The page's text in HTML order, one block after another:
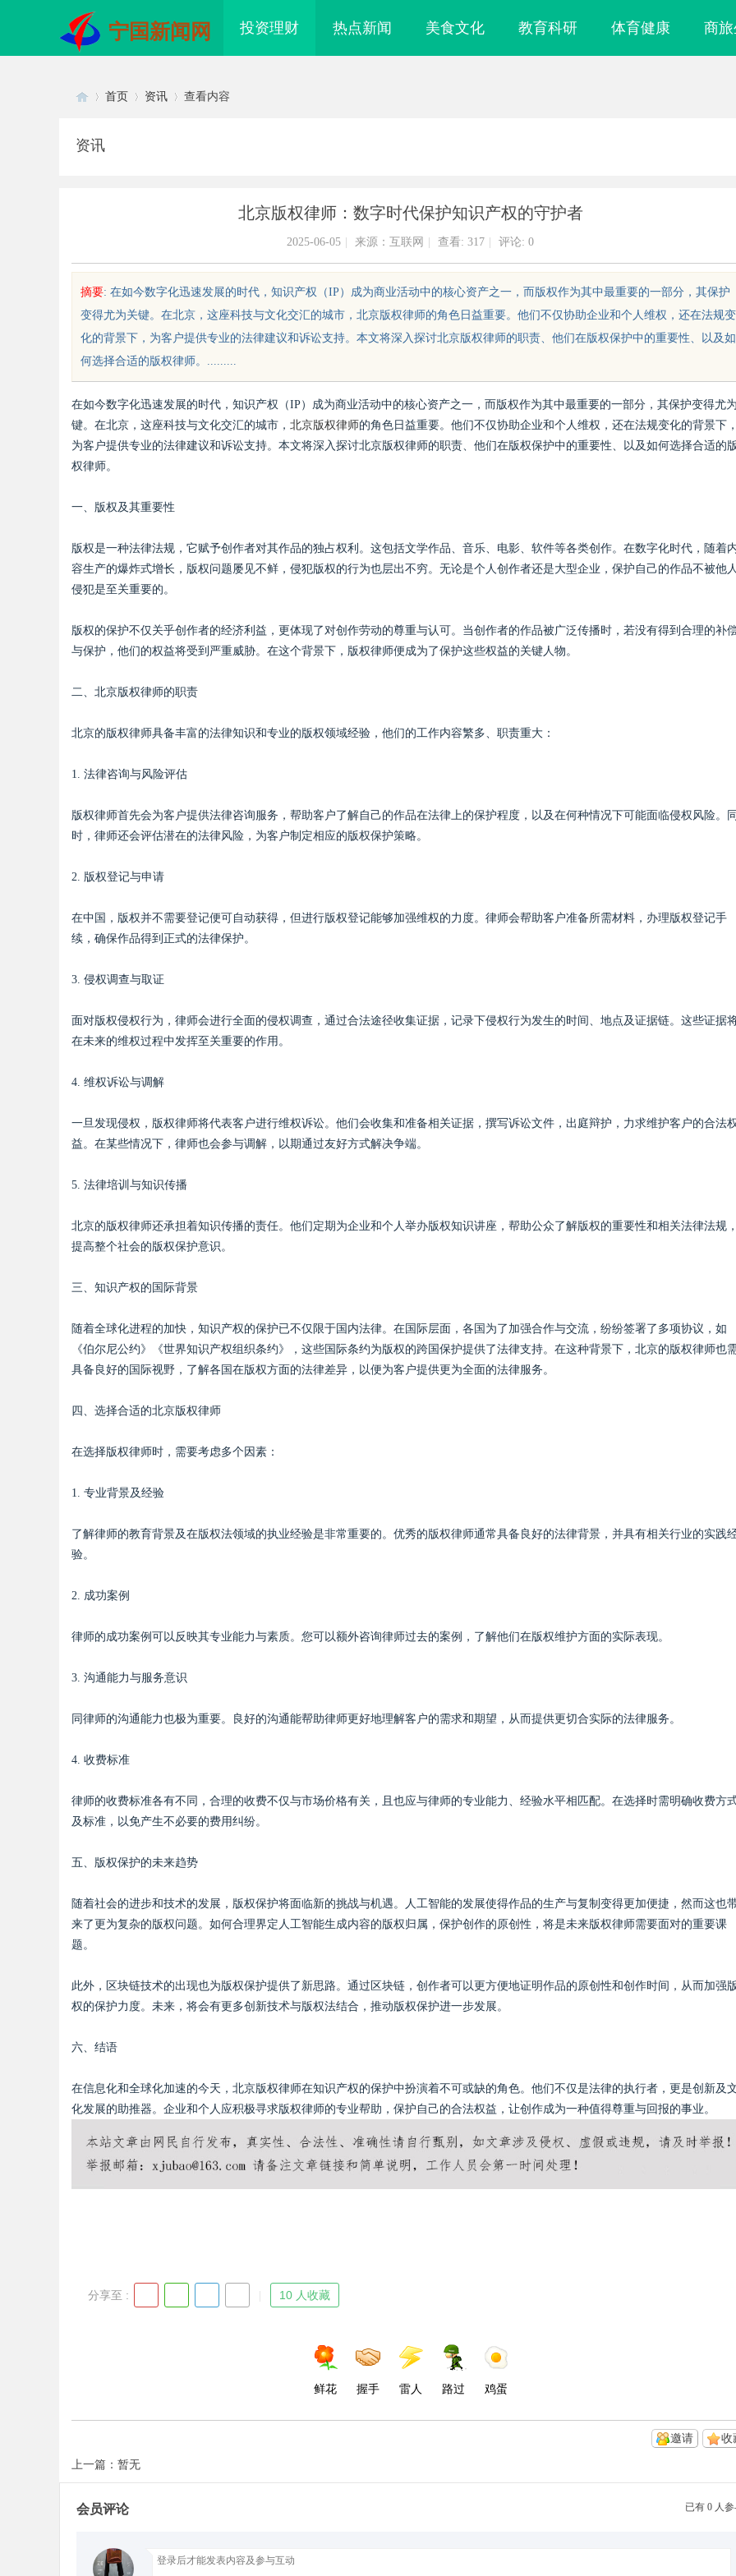
宁国新闻网 投资理财 热点新闻 美食文化 教育科研 体育健康 商
sc
!
Bo
d
首页 资讯 查看内容
资讯
北京版权律师：数字时代保护知识产权的守护者
2025-06-05 来源：互联网 查看: 317 评论: 0
摘要: 在如今数字化迅速发展的时代，知识产权（IP）成为商业活动中的核心资产之一，而版权作为其中最重要的一部分，其保护
变得尤为关键。在北京，这座科技与文化交汇的城市，北京版权律师的角色日益重要。他们不仅协助企业和个人维权，还在法规变
化的背景下，为客户提供专业的法律建议和诉讼支持。本文将深入探讨北京版权律师的职责、他们在版权保护中的重要性、以及如
何选择合适的版权律师。.........
在如今数字化迅速发展的时代，知识产权（IP）成为商业活动中的核心资产之一，而版权作为其中最重要的一部分，其保护变得尤
键。在北京，这座科技与文化交汇的城市， 北京版权律师的角色日益重要。他们不仅协助企业和个人维权，还在法规变化的背景下
为客户提供专业的法律建议和诉讼支持。本文将深入探讨北京版权律师的职责、他们在版权保护中的重要性、以及如何选择合适的
权律师。
一、版权及其重要性
版权是一种法律法规，它赋予创作者对其作品的独占权利。这包括文学作品、音乐、电影、软件等各类创作。在数字化时代，随着
容生产的爆炸式增长，版权问题屡见不鲜，侵犯版权的行为也层出不穷。无论是个人创作者还是大型企业，保护自己的作品不被他
侵犯是至关重要的。
版权的保护不仅关乎创作者的经济利益，更体现了对创作劳动的尊重与认可。当创作者的作品被广泛传播时，若没有得到合理的补
与保护，他们的权益将受到严重威胁。在这个背景下，版权律师便成为了保护这些权益的关键人物。
二、北京版权律师的职责
北京的版权律师具备丰富的法律知识和专业的版权领域经验，他们的工作内容繁多、职责重大：
1. 法律咨询与风险评估
版权律师首先会为客户提供法律咨询服务，帮助客户了解自己的作品在法律上的保护程度，以及在何种情况下可能面临侵权风险。
时，律师还会评估潜在的法律风险，为客户制定相应的版权保护策略。
2. 版权登记与申请
在中国，版权并不需要登记便可自动获得，但进行版权登记能够加强维权的力度。律师会帮助客户准备所需材料，办理版权登记手
续，确保作品得到正式的法律保护。
3. 侵权调查与取证
面对版权侵权行为，律师会进行全面的侵权调查，通过合法途径收集证据，记录下侵权行为发生的时间、地点及证据链。这些证据
在未来的维权过程中发挥至关重要的作用。
4. 维权诉讼与调解
一旦发现侵权，版权律师将代表客户进行维权诉讼。他们会收集和准备相关证据，撰写诉讼文件，出庭辩护，力求维护客户的合法
益。在某些情况下，律师也会参与调解，以期通过友好方式解决争端。
5. 法律培训与知识传播
北京的版权律师还承担着知识传播的责任。他们定期为企业和个人举办版权知识讲座，帮助公众了解版权的重要性和相关法律法规
提高整个社会的版权保护意识。
三、知识产权的国际背景
随着全球化进程的加快，知识产权的保护已不仅限于国内法律。在国际层面，各国为了加强合作与交流，纷纷签署了多项协议，如
《伯尔尼公约》《世界知识产权组织条约》，这些国际条约为版权的跨国保护提供了法律支持。在这种背景下，北京的版权律师也
具备良好的国际视野，了解各国在版权方面的法律差异，以便为客户提供更为全面的法律服务。
四、选择合适的北京版权律师
在选择版权律师时，需要考虑多个因素：
1. 专业背景及经验
了解律师的教育背景及在版权法领域的执业经验是非常重要的。优秀的版权律师通常具备良好的法律背景，并具有相关行业的实践
验。
2. 成功案例
律师的成功案例可以反映其专业能力与素质。您可以额外咨询律师过去的案例，了解他们在版权维护方面的实际表现。
3. 沟通能力与服务意识
同律师的沟通能力也极为重要。良好的沟通能帮助律师更好地理解客户的需求和期望，从而提供更切合实际的法律服务。
4. 收费标准
律师的收费标准各有不同，合理的收费不仅与市场价格有关，且也应与律师的专业能力、经验水平相匹配。在选择时需明确收费方
及标准，以免产生不必要的费用纠纷。
五、版权保护的未来趋势
随着社会的进步和技术的发展，版权保护将面临新的挑战与机遇。人工智能的发展使得作品的生产与复制变得更加便捷，然而这也
来了更为复杂的版权问题。如何合理界定人工智能生成内容的版权归属，保护创作的原创性，将是未来版权律师需要面对的重要课
题。
此外，区块链技术的出现也为版权保护提供了新思路。通过区块链，创作者可以更方便地证明作品的原创性和创作时间，从而加强
权的保护力度。未来，将会有更多创新技术与版权法结合，推动版权保护进一步发展。
六、结语
在信息化和全球化加速的今天，北京版权律师在知识产权的保护中扮演着不可或缺的角色。他们不仅是法律的执行者，更是创新及
化发展的助推器。企业和个人应积极寻求版权律师的专业帮助，保护自己的合法权益，让创作成为一种值得尊重与回报的事业。
分享至 : 10 人收藏
鲜花 握手 雷人 路过 鸡蛋
收
邀请
上一篇：暂无
已有 0 人
会员评论
虚拟仿真触摸没反应、画面卡
方幻境破解难题 境雷区的安全垫